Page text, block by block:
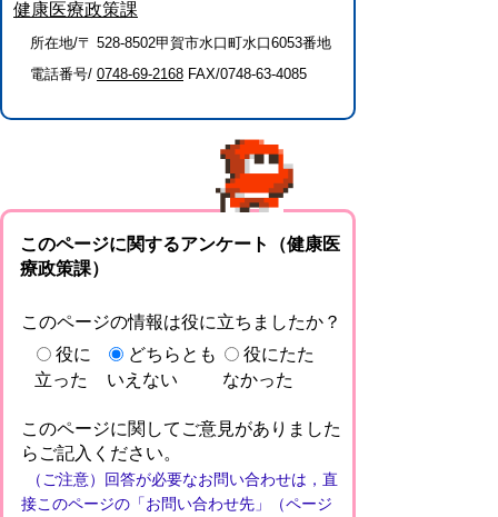
健康医療政策課
所在地/〒 528-8502甲賀市水口町水口6053番地
電話番号/ 0748-69-2168 FAX/0748-63-4085
このページに関するアンケート（健康医
療政策課）
このページの情報は役に立ちましたか？
役に
立った
どちらとも
いえない
役にたた
なかった
このページに関してご意見がありました
らご記入ください。
（ご注意）回答が必要なお問い合わせは，直
接このページの「お問い合わせ先」（ページ